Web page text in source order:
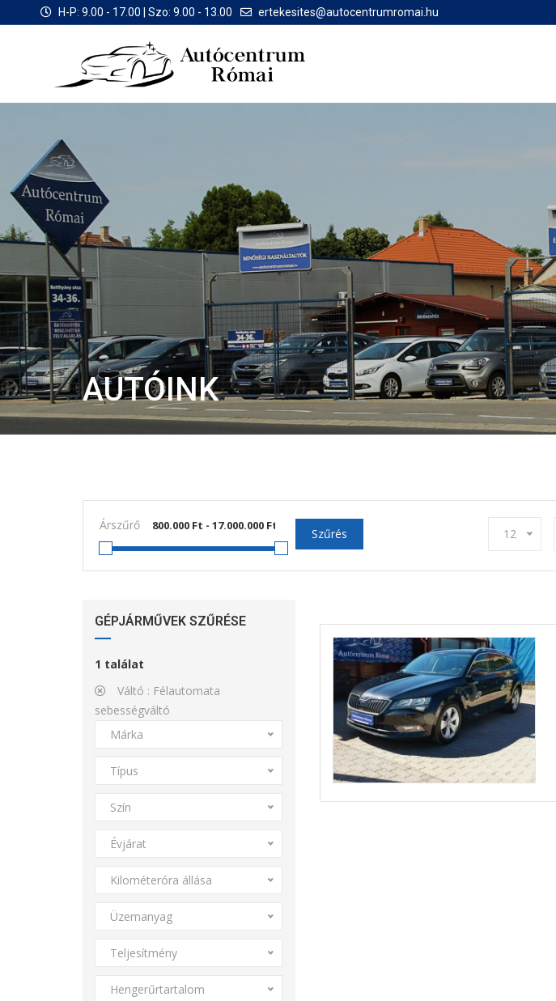
H-P: 9.00 - 17.00 | Szo: 9.00 - 13.00 ertekesites@autocentrumromai.hu
AUTÓINK
Árszűrő
Szűrés 12
GÉPJÁRMŰVEK SZŰRÉSE
1 találat
Váltó : Félautomata
sebességváltó
Márka
Típus
Szín
Évjárat
Kilométeróra állása
Üzemanyag
Teljesítmény
Hengerűrtartalom